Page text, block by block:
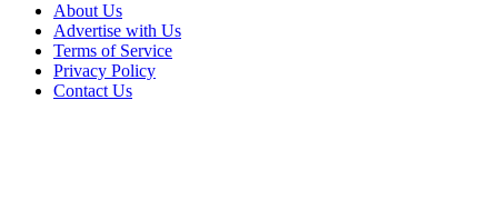
About Us
Advertise with Us
Terms of Service
Privacy Policy
Contact Us